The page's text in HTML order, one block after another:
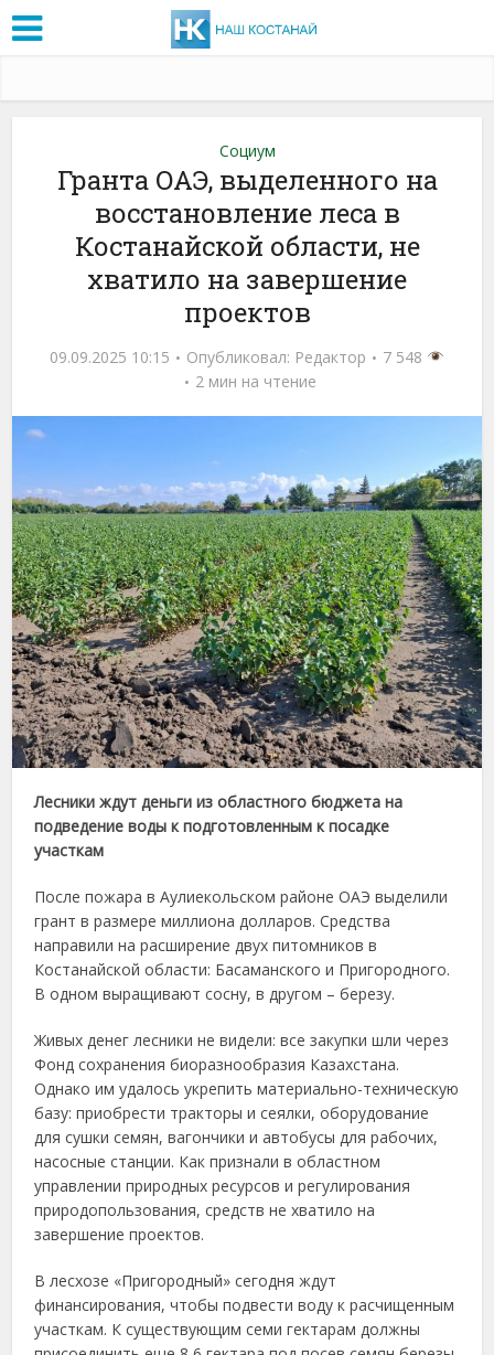
Социум
Гранта ОАЭ, выделенного на
восстановление леса в
Костанайской области, не
хватило на завершение
проектов
09.09.2025 10:15 Опубликовал: Редактор
7 548
2 мин на чтение
Лесники ждут деньги из областного бюджета на
подведение воды к подготовленным к посадке
участкам
После пожара в Аулиекольском районе ОАЭ выделили
грант в размере миллиона долларов. Средства
направили на расширение двух питомников в
Костанайской области: Басаманского и Пригородного.
В одном выращивают сосну, в другом – березу.
Живых денег лесники не видели: все закупки шли через
Фонд сохранения биоразнообразия Казахстана.
Однако им удалось укрепить материально-техническую
базу: приобрести тракторы и сеялки, оборудование
для сушки семян, вагончики и автобусы для рабочих,
насосные станции. Как признали в областном
управлении природных ресурсов и регулирования
природопользования, средств не хватило на
завершение проектов.
В лесхозе «Пригородный» сегодня ждут
финансирования, чтобы подвести воду к расчищенным
участкам. К существующим семи гектарам должны